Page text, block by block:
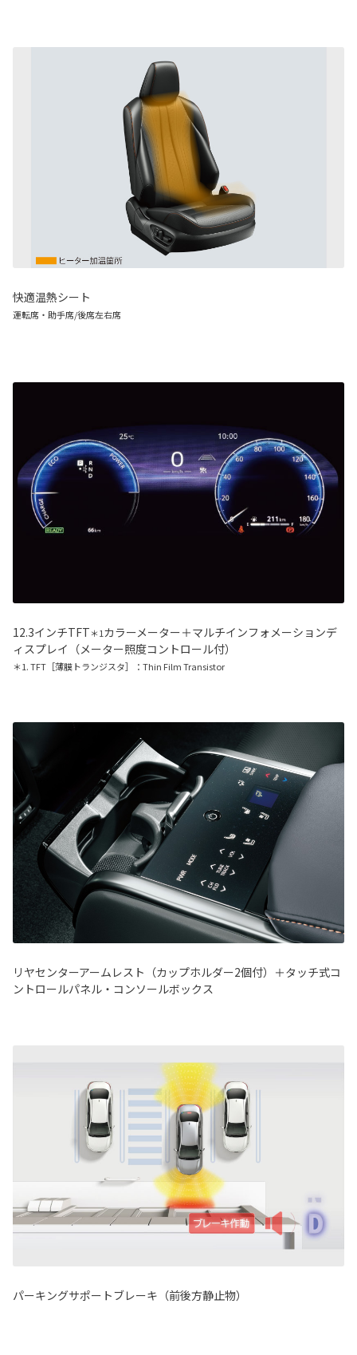
快適温熱シート
運転席・助手席/後席左右席
12.3インチTFT＊1カラーメーター＋マルチインフォメーションデ
ィスプレイ（メーター照度コントロール付）
＊1. TFT［薄膜トランジスタ］：Thin Film Transistor
リヤセンターアームレスト（カップホルダー2個付）＋タッチ式コ
ントロールパネル・コンソールボックス
パーキングサポートブレーキ（前後方静止物）